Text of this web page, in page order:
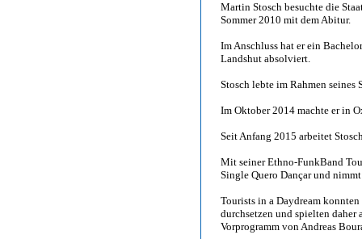
Martin Stosch besuchte die
Sommer 2010 mit dem Abitur.
Im Anschluss hat er ein
Landshut absolviert.
Stosch lebte im Rahmen seines
Im Oktober 2014 machte er in
Seit Anfang 2015 arbeitet
Mit seiner Ethno-FunkBand
Single Quero Dançar und
Tourists in a Daydream
durchsetzen und spielten
Vorprogramm von Andreas